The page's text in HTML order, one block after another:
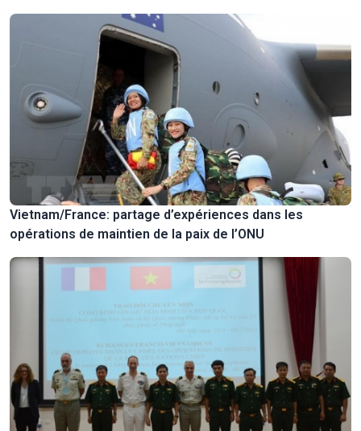
Vietnam/France: partage d’expériences dans les
opérations de maintien de la paix de l’ONU